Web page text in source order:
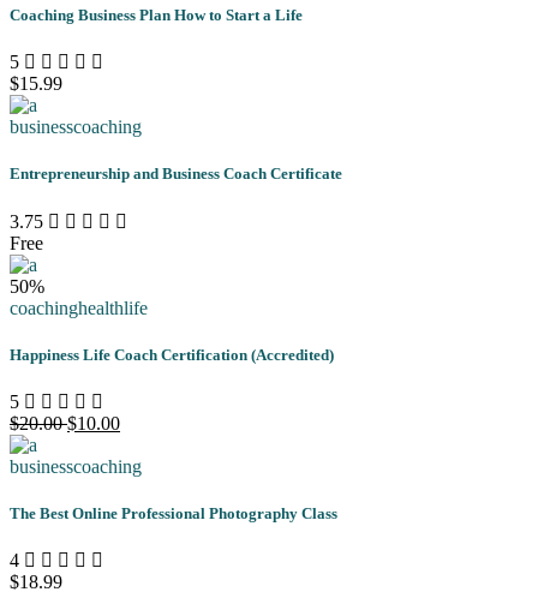
Coaching Business Plan How to Start a Life
5
$15.99
businesscoaching
Entrepreneurship and Business Coach Certificate
3.75
Free
50%
coachinghealthlife
Happiness Life Coach Certification (Accredited)
5
$20.00$10.00
businesscoaching
The Best Online Professional Photography Class
4
$18.99